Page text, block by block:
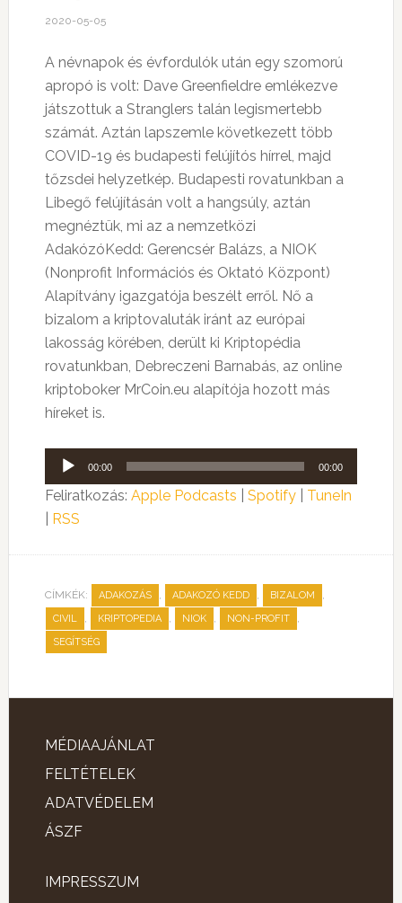
2020-05-05
A névnapok és évfordulók után egy szomorú
apropó is volt: Dave Greenfieldre emlékezve
játszottuk a Stranglers talán legismertebb
számát. Aztán lapszemle következett több
COVID-19 és budapesti felújítós hírrel, majd
tőzsdei helyzetkép. Budapesti rovatunkban a
Libegő felújításán volt a hangsúly, aztán
megnéztük, mi az a nemzetközi
AdakózóKedd: Gerencsér Balázs, a NIOK
(Nonprofit Információs és Oktató Központ)
Alapítvány igazgatója beszélt erről. Nő a
bizalom a kriptovaluták iránt az európai
lakosság körében, derült ki Kriptopédia
rovatunkban, Debreczeni Barnabás, az online
kriptoboker MrCoin.eu alapítója hozott más
híreket is.
Audió
lejátszó
00:00 00:00
Feliratkozás: Apple Podcasts Spotify| TuneIn
RSS
CÍMKÉK: ADAKOZÁS , ADAKOZÓ KEDD , BIZALOM ,
CIVIL , KRIPTOPEDIA , NIOK , NON-PROFIT ,
SEGÍTSÉG
MÉDIAAJÁNLAT
FELTÉTELEK
ADATVÉDELEM
ÁSZF
IMPRESSZUM